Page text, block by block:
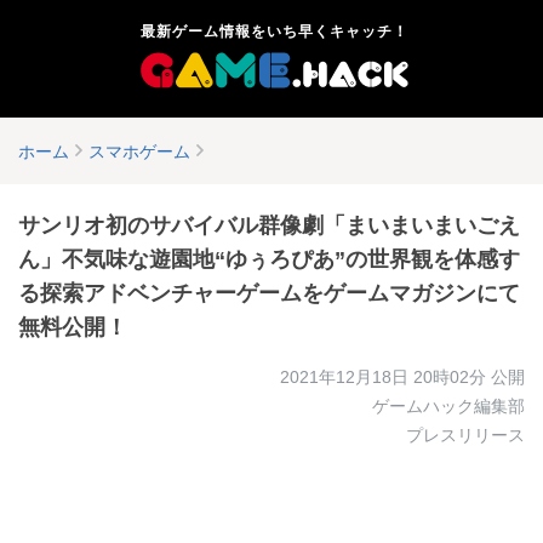
最新ゲーム情報をいち早くキャッチ！
ホーム スマホゲーム
サンリオ初のサバイバル群像劇「まいまいまいごえ
ん」不気味な遊園地“ゆぅろぴあ”の世界観を体感す
る探索アドベンチャーゲームをゲームマガジンにて
無料公開！
2021年12月18日 20時02分 公開
ゲームハック編集部
プレスリリース